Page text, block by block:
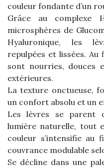
couleur fondante d’un
Grâce au complexe
microsphères de
Hyaluronique, les
repulpées et lissées. Au
sont nourries, douces
extérieures.
La texture onctueuse,
un confort absolu et un
Les lèvres se parent
lumière naturelle, tout
couleur s’intensifie au
couvrance modulable
Se décline dans une